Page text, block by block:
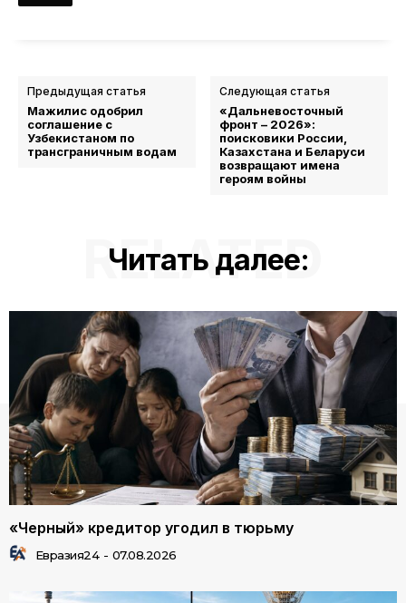
Предыдущая статья
Мажилис одобрил
соглашение с
Узбекистаном по
трансграничным водам
Следующая статья
«Дальневосточный
фронт – 2026»:
поисковики России,
Казахстана и Беларуси
возвращают имена
героям войны
Читать далее:
RELATED
«Черный» кредитор угодил в тюрьму
Евразия24 - 07.08.2026